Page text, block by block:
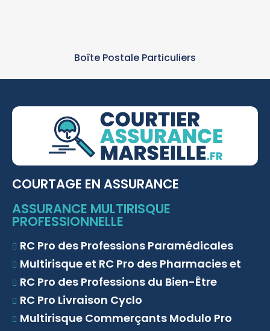
Boîte Postale Particuliers
COURTAGE EN ASSURANCE
ASSURANCE MULTIRISQUE
PROFESSIONNELLE
RC Pro des Professions Paramédicales
Multirisque et RC Pro des Pharmacies et
RC Pro des Professions du Bien-Être
RC Pro Livraison Cyclo
Multirisque Commerçants Modulo Pro